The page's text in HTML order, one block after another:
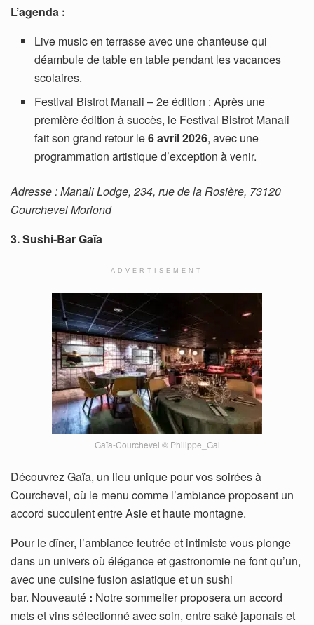
L’agenda :
Live music en terrasse avec une chanteuse qui
déambule de table en table pendant les vacances
scolaires.
Festival Bistrot Manali – 2e édition : Après une
première édition à succès, le Festival Bistrot Manali
fait son grand retour le6 avril 2026, avec une
programmation artistique d’exception à venir.
Adresse : Manali Lodge, 234, rue de la Rosière, 73120
Courchevel Moriond
3. Sushi-Bar Gaïa
ADVERTISEMENT
Gaïa-Courchevel © Philippe_Gal
Découvrez Gaïa, un lieu unique pour vos soirées à
Courchevel, où le menu comme l’ambiance proposent un
accord succulent entre Asie et haute montagne.
Pour le dîner, l’ambiance feutrée et intimiste vous plonge
dans un univers où élégance et gastronomie ne font qu’un,
avec une cuisine fusion asiatique et un sushi
bar. Nouveauté : Notre sommelier proposera un accord
mets et vins sélectionné avec soin, entre saké japonais et